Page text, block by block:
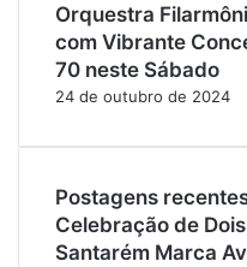
Orquestra
com Vibrante
70 neste Sábado
24 de outubro de 2024
Postagens
Celebração de
Santarém Marca